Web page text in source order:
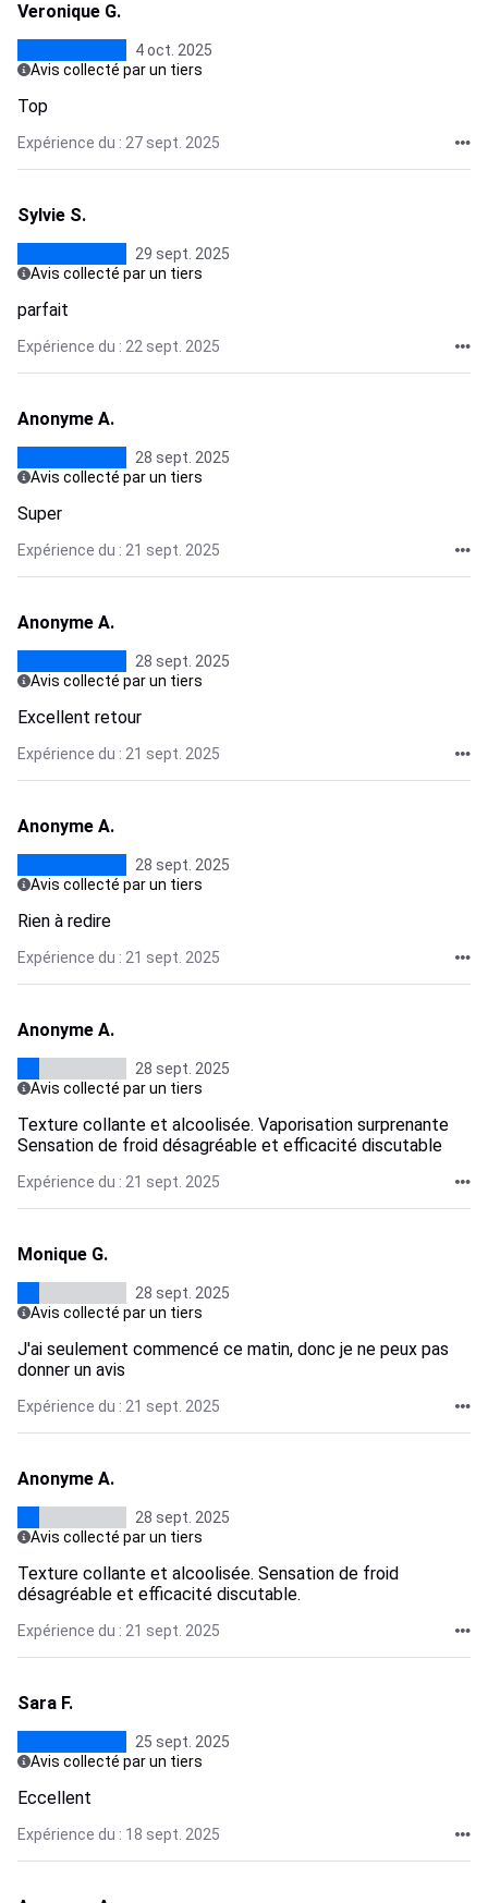
Veronique G.
4 oct. 2025
Avis collecté par un tiers
Top
Expérience du : 27 sept. 2025
Sylvie S.
29 sept. 2025
Avis collecté par un tiers
parfait
Expérience du : 22 sept. 2025
Anonyme A.
28 sept. 2025
Avis collecté par un tiers
Super
Expérience du : 21 sept. 2025
Anonyme A.
28 sept. 2025
Avis collecté par un tiers
Excellent retour
Expérience du : 21 sept. 2025
Anonyme A.
28 sept. 2025
Avis collecté par un tiers
Rien à redire
Expérience du : 21 sept. 2025
Anonyme A.
28 sept. 2025
Avis collecté par un tiers
Texture collante et alcoolisée. Vaporisation surprenante
Sensation de froid désagréable et efficacité discutable
Expérience du : 21 sept. 2025
Monique G.
28 sept. 2025
Avis collecté par un tiers
J'ai seulement commencé ce matin, donc je ne peux pas
donner un avis
Expérience du : 21 sept. 2025
Anonyme A.
28 sept. 2025
Avis collecté par un tiers
Texture collante et alcoolisée. Sensation de froid
désagréable et efficacité discutable.
Expérience du : 21 sept. 2025
Sara F.
25 sept. 2025
Avis collecté par un tiers
Eccellent
Expérience du : 18 sept. 2025